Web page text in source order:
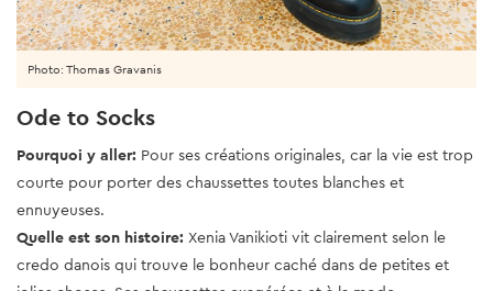
Photo: Thomas Gravanis
Ode to Socks
Pourquoi y aller: Pour ses créations originales, car la vie est trop
courte pour porter des chaussettes toutes blanches et
ennuyeuses.
Quelle est son histoire: Xenia Vanikioti vit clairement selon le
credo danois qui trouve le bonheur caché dans de petites et